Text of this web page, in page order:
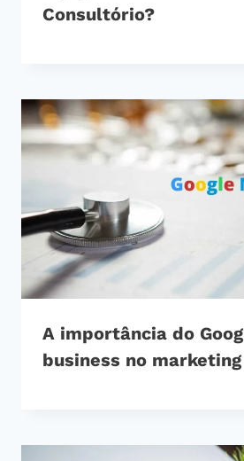
Consultório?
A importância do
business no